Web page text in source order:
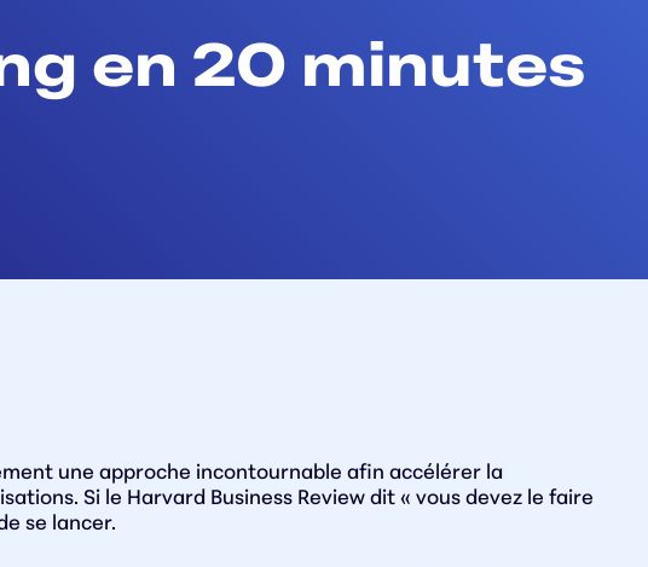
en 20 minutes
une approche incontournable afin accélérer la
Si le Harvard Business Review dit « vous devez le faire
se lancer.